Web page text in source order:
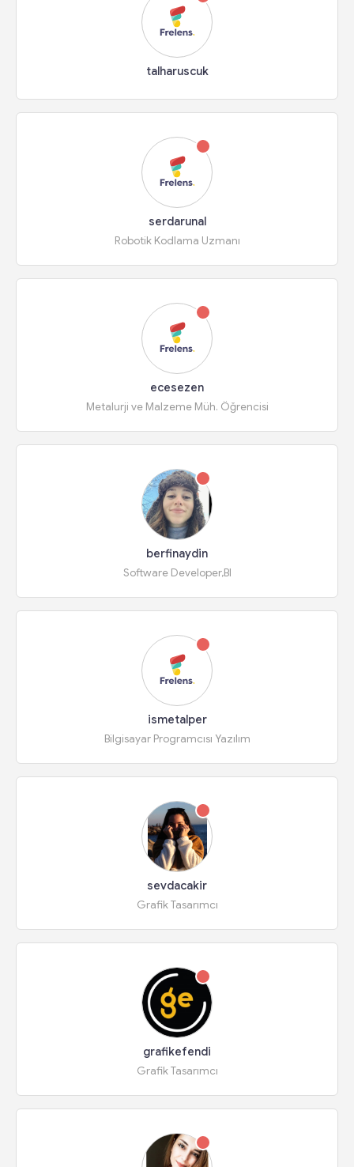
talharuscuk
serdarunal
Robotik Kodlama Uzmanı
ecesezen
Metalurji ve Malzeme Müh. Öğrencisi
berfinaydin
Software Developer,BI
ismetalper
Bilgisayar Programcısı Yazılım
sevdacakir
Grafik Tasarımcı
grafikefendi
Grafik Tasarımcı